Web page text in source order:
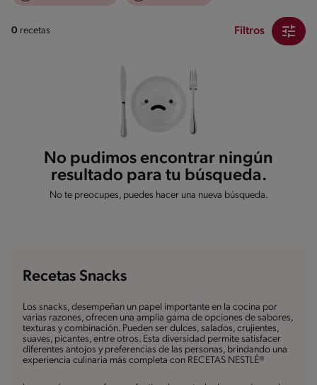
0 recetas Filtros
No pudimos encontrar ningún
resultado para tu búsqueda.
No te preocupes, puedes hacer una nueva búsqueda.
Recetas Snacks
Los snacks, desempeñan un papel importante en la cocina por
varias razones, ofrecen una amplia gama de opciones de sabores,
texturas y combinación. Pueden ser dulces, salados, crujientes,
suaves, picantes, entre otros. Esta diversidad permite satisfacer
diferentes antojos y preferencias de las personas, brindando una
experiencia culinaria más completa con RECETAS NESTLÉ®